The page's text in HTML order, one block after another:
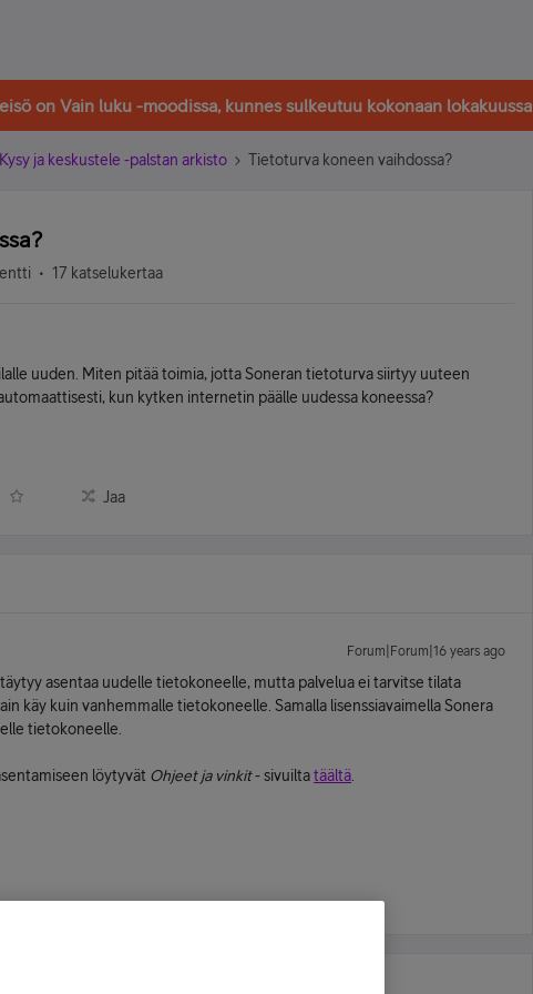
on Vain luku -moodissa, kunnes sulkeutuu kokonaan lokakuussa
Kysy ja keskustele -palstan arkisto Tietoturva koneen vaihdossa?
17 katselukertaa
uuden. Miten pitää toimia, jotta Soneran tietoturva siirtyy uuteen
kun kytken internetin päälle uudessa koneessa?
Jaa
Forum|Forum|16 years ago
asentaa uudelle tietokoneelle, mutta palvelua ei tarvitse tilata
käy kuin vanhemmalle tietokoneelle. Samalla lisenssiavaimella Sonera
tietokoneelle.
löytyvät Ohjeet ja vinkit- sivuiltatäältä